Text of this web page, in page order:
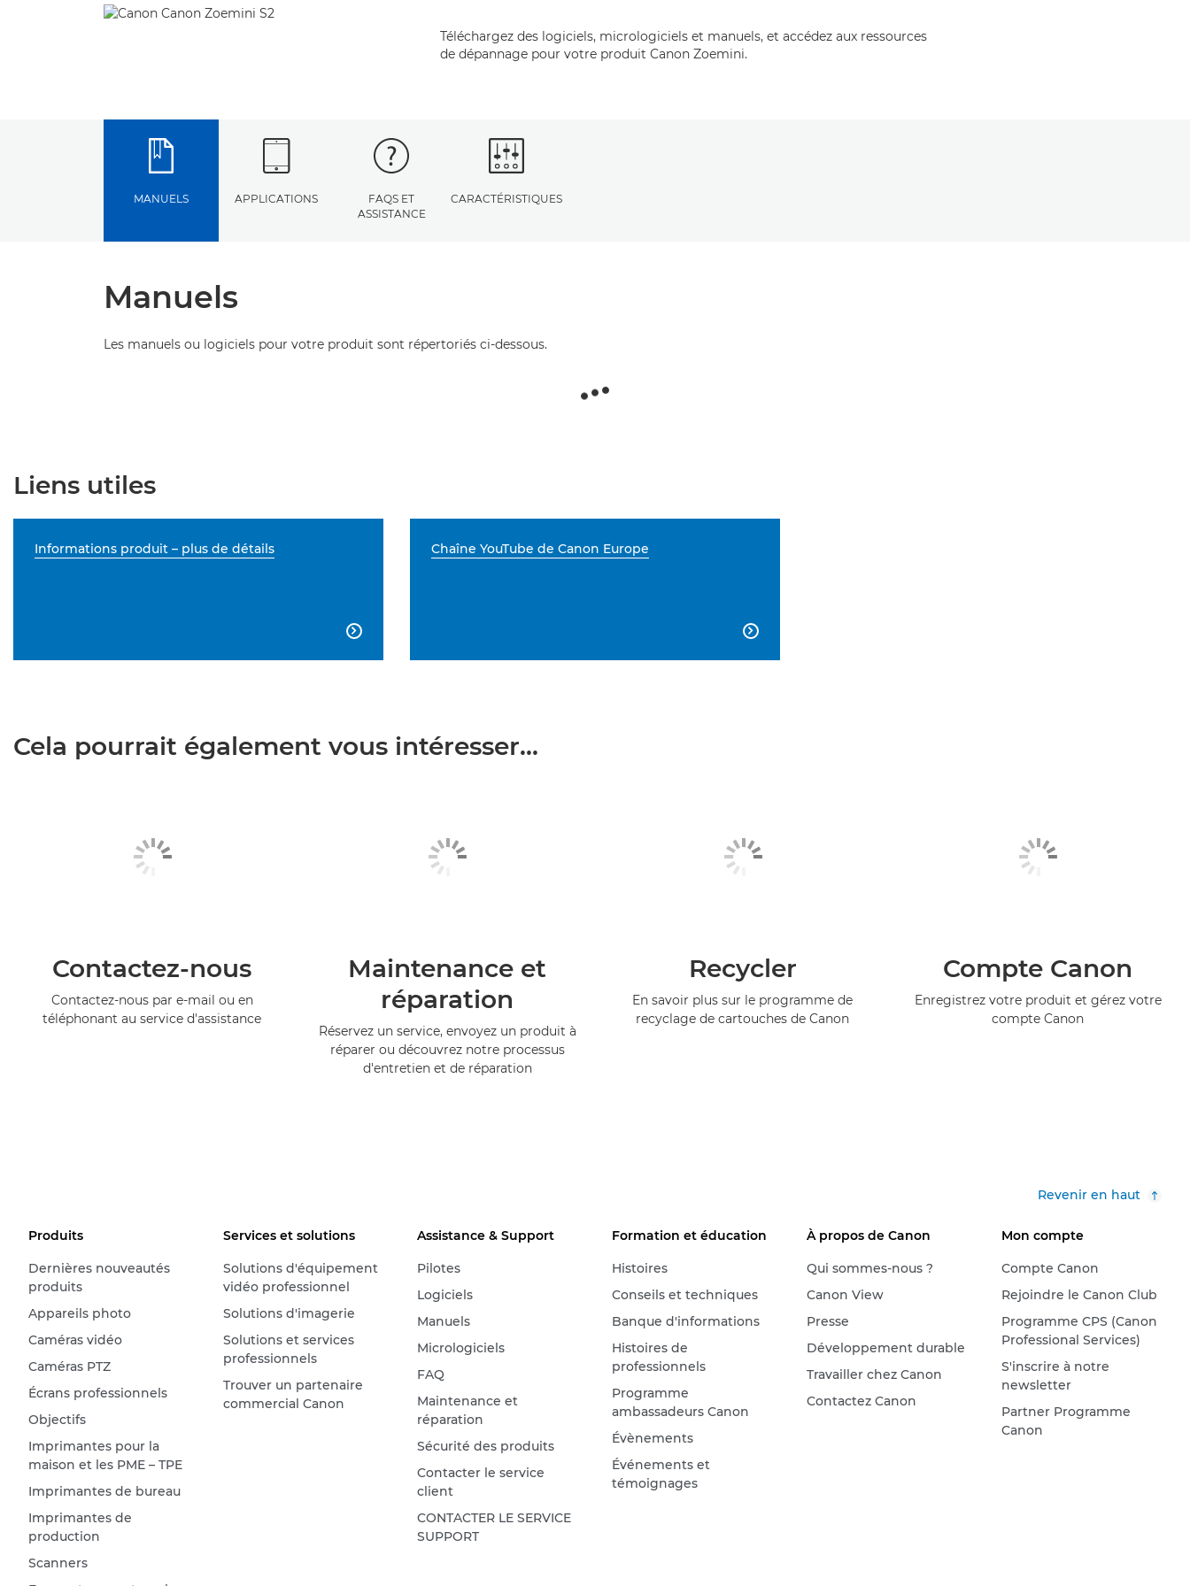
Téléchargez des logiciels, micrologiciels et manuels, et accédez aux ressources
de dépannage pour votre produit Canon Zoemini.
MANUELS APPLICATIONS
FAQS ET
ASSISTANCE
CARACTÉRISTIQUES
Manuels
Les manuels ou logiciels pour votre produit sont répertoriés ci-dessous.
Liens utiles
Informations produit – plus de détails

Chaîne YouTube de Canon Europe

Cela pourrait également vous intéresser...
Contactez-nous
Contactez-nous par e-mail ou en
téléphonant au service d'assistance
Maintenance et
réparation
Réservez un service, envoyez un produit à
réparer ou découvrez notre processus
d'entretien et de réparation
Recycler
En savoir plus sur le programme de
recyclage de cartouches de Canon
Compte Canon
Enregistrez votre produit et gérez votre
compte Canon
Revenir en haut
Produits
Dernières nouveautés
produits
Appareils photo
Caméras vidéo
Caméras PTZ
Écrans professionnels
Objectifs
Imprimantes pour la
maison et les PME – TPE
Imprimantes de bureau
Imprimantes de
production
Scanners
Services et solutions
Solutions d'équipement
vidéo professionnel
Solutions d'imagerie
Solutions et services
professionnels
Trouver un partenaire
commercial Canon
Assistance & Support
Pilotes
Logiciels
Manuels
Micrologiciels
FAQ
Maintenance et
réparation
Sécurité des produits
Contacter le service
client
CONTACTER LE SERVICE
SUPPORT
Formation et éducation
Histoires
Conseils et techniques
Banque d'informations
Histoires de
professionnels
Programme
ambassadeurs Canon
Évènements
Événements et
témoignages
À propos de Canon
Qui sommes-nous ?
Canon View
Presse
Développement durable
Travailler chez Canon
Contactez Canon
Mon compte
Compte Canon
Rejoindre le Canon Club
Programme CPS (Canon
Professional Services)
S'inscrire à notre
newsletter
Partner Programme
Canon